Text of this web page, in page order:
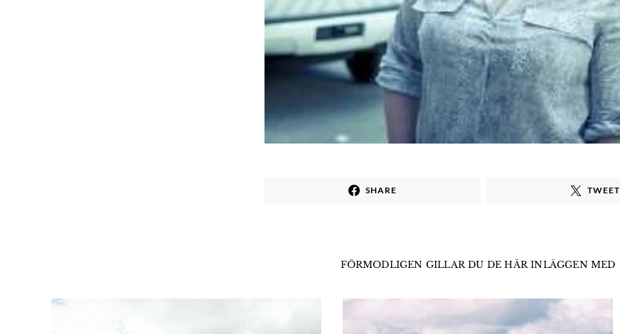
SHARE TWEET
FÖRMODLIGEN GILLAR DU DE HÄR INLÄGGEN MED